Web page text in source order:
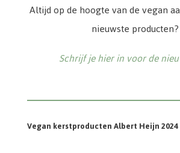
Altijd op de hoogte van de vegan
nieuwste producten?
Schrijf je hier in voor de
Vegan kerstproducten Albert Heijn